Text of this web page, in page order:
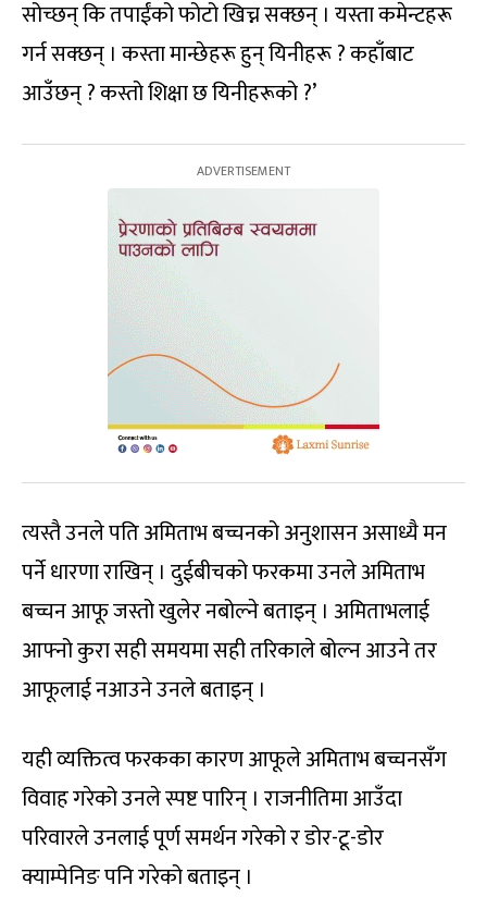
सोच्छन् कि तपाईंको फोटो खिच्न सक्छन् । यस्ता कमेन्टहरू
गर्न सक्छन् । कस्ता मान्छेहरू हुन् यिनीहरू ? कहाँबाट
आउँछन् ? कस्तो शिक्षा छ यिनीहरूको ?’
त्यस्तै उनले पति अमिताभ बच्चनको अनुशासन असाध्यै मन
पर्ने धारणा राखिन् । दुईबीचको फरकमा उनले अमिताभ
बच्चन आफू जस्तो खुलेर नबोल्ने बताइन् । अमिताभलाई
आफ्नो कुरा सही समयमा सही तरिकाले बोल्न आउने तर
आफूलाई नआउने उनले बताइन् ।
यही व्यक्तित्व फरकका कारण आफूले अमिताभ बच्चनसँग
विवाह गरेको उनले स्पष्ट पारिन् । राजनीतिमा आउँदा
परिवारले उनलाई पूर्ण समर्थन गरेको र डोर-टू-डोर
क्याम्पेनिङ पनि गरेको बताइन् ।